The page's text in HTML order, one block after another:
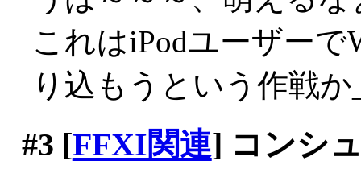
これはiPodユーザー
り込もうという作戦か
#3 [FFXI関連] コンシ